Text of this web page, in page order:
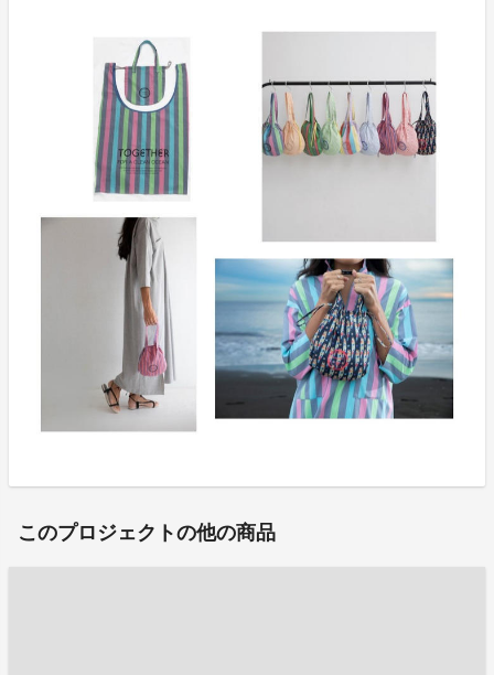
このプロジェクトの他の商品